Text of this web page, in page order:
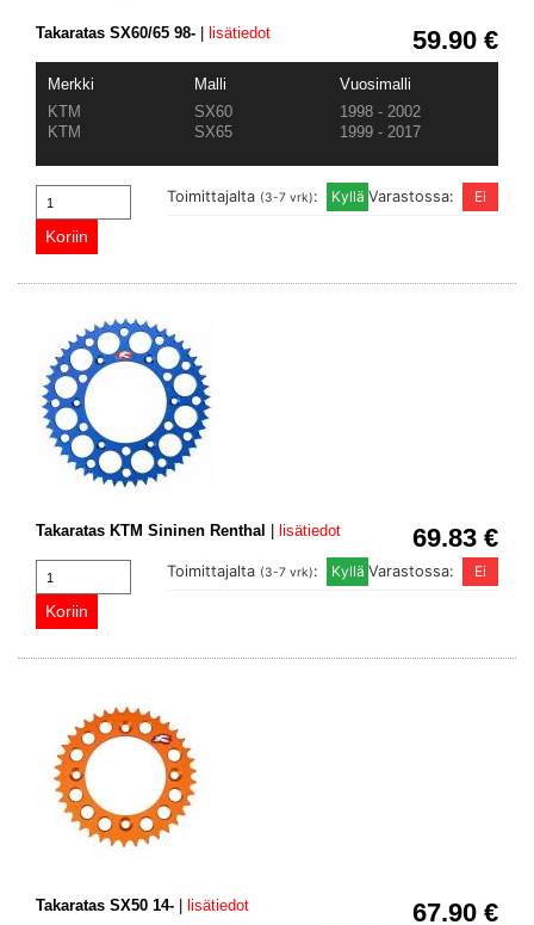
59.90 €
Takaratas SX60/65 98- lisätiedot
Merkki Malli
Vuosimalli
KTM
SX60
1998 - 2002
KTM
SX65 1999 - 2017
Varastossa:
Toimittajalta (3-7 vrk):
69.83 €
Takaratas KTM Sininen Renthal lisätiedot
Varastossa:
Toimittajalta (3-7 vrk):
67.90 €
Takaratas SX50 14- lisätiedot